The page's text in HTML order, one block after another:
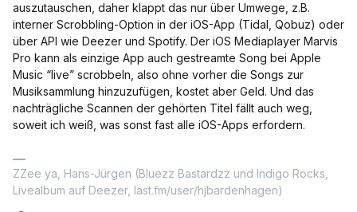
auszutauschen, daher klappt das nur über Umwege, z.B.
interner Scrobbling-Option in der iOS-App (Tidal, Qobuz) oder
über API wie Deezer und Spotify. Der iOS Mediaplayer Marvis
Pro kann als einzige App auch gestreamte Song bei Apple
Music “live” scrobbeln, also ohne vorher die Songs zur
Musiksammlung hinzuzufügen, kostet aber Geld. Und das
nachträgliche Scannen der gehörten Titel fällt auch weg,
soweit ich weiß, was sonst fast alle iOS-Apps erfordern.
ZZee ya, Hans-Jürgen (Bluezz Bastardzz und Indigo Rocks,
Livealbum auf Deezer, last.fm/user/hjbardenhagen)